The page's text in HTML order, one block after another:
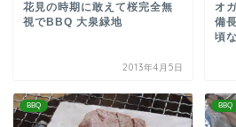
花見の時期に敢えて桜完全無
視でBBQ 大泉緑地
2013年4月5日
オ
備
頃
BBQ BBQ